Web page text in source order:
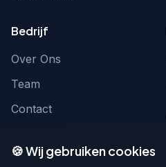
Bedrijf
Over Ons
Team
Contact
🍪 Wij gebruiken cookies